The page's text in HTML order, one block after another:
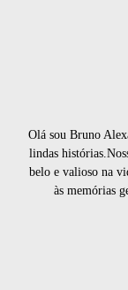
Olá sou Bruno
lindas
belo e valioso na
às memórias